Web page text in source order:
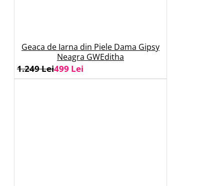
Geaca de Iarna din Piele Dama Gipsy
Neagra GWEditha
499 Lei
1.249 Lei